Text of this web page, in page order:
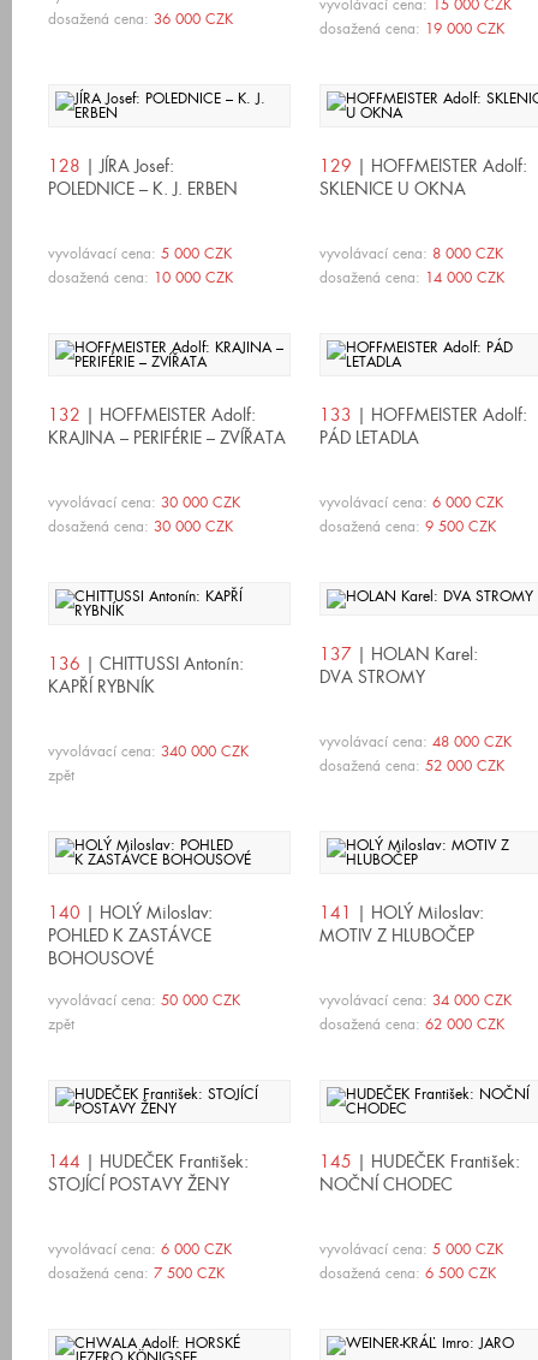
dosažená cena: 36 000 CZK
vyvolávací cena:
15 000 CZK
dosažená cena: 19 000 CZK
128 | JÍRA Josef:
POLEDNICE – K. J. ERBEN
vyvolávací cena: 5 000 CZK
dosažená cena: 10 000 CZK
129 | HOFFMEISTER Adolf:
SKLENICE U OKNA
vyvolávací cena: 8 000 CZK
dosažená cena: 14 000 CZK
132 | HOFFMEISTER Adolf:
KRAJINA – PERIFÉRIE – ZVÍŘATA
vyvolávací cena: 30 000 CZK
dosažená cena: 30 000 CZK
133 | HOFFMEISTER Adolf:
PÁD LETADLA
vyvolávací cena: 6 000 CZK
dosažená cena: 9 500 CZK
136 | CHITTUSSI Antonín:
KAPŘÍ RYBNÍK
vyvolávací cena: 340 000 CZK
zpět
137 | HOLAN Karel:
DVA STROMY
vyvolávací cena: 48 000 CZK
dosažená cena: 52 000 CZK
140 | HOLÝ Miloslav:
POHLED K ZASTÁVCE
BOHOUSOVÉ
vyvolávací cena: 50 000 CZK
zpět
141 | HOLÝ Miloslav:
MOTIV Z HLUBOČEP
vyvolávací cena: 34 000 CZK
dosažená cena: 62 000 CZK
144 | HUDEČEK František:
STOJÍCÍ POSTAVY ŽENY
vyvolávací cena: 6 000 CZK
dosažená cena: 7 500 CZK
145 | HUDEČEK František:
NOČNÍ CHODEC
vyvolávací cena: 5 000 CZK
dosažená cena: 6 500 CZK